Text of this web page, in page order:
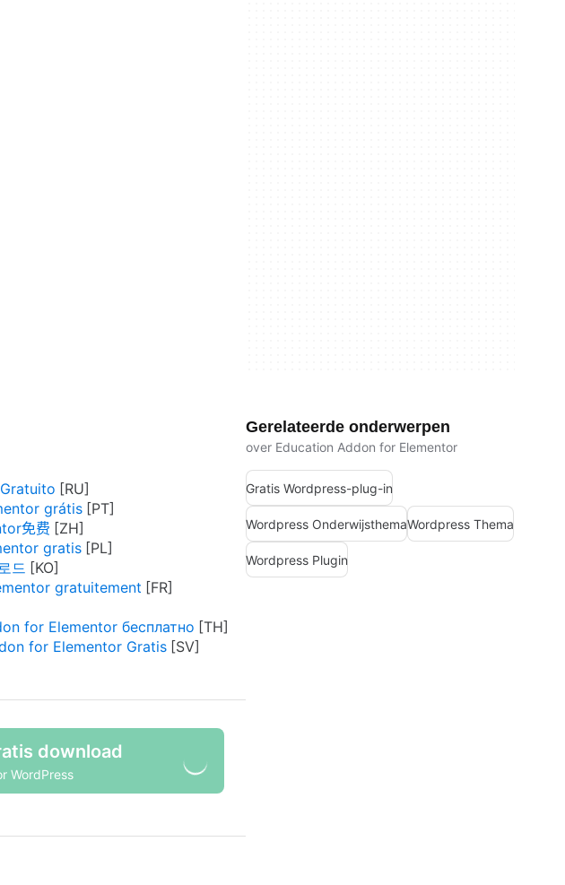
grátis
免费
gratis
드
gratuitement
for Elementor бесплатно
for Elementor Gratis
download
WordPress
Gerelateerde onderwerpen
over Education Addon for Elementor
Gratis Wordpress-plug-in
Wordpress OnderwijsthemaWordpress Thema
Wordpress Plugin